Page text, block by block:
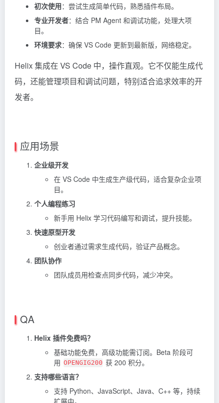
初次使用：尝试生成简单代码，熟悉插件布局。
专业开发者：结合 PM Agent 和调试功能，处理大项
目。
环境要求：确保 VS Code 更新到最新版，网络稳定。
Helix 集成在 VS Code 中，操作直观。它不仅能生成代
码，还能管理项目和调试问题，特别适合追求效率的开
发者。
应用场景
企业级开发
在 VS Code 中生成生产级代码，适合复杂企业项
目。
个人编程练习
新手用 Helix 学习代码编写和调试，提升技能。
快速原型开发
创业者通过需求生成代码，验证产品概念。
团队协作
团队成员用检查点同步代码，减少冲突。
QA
Helix 插件免费吗？
基础功能免费，高级功能需订阅。Beta 阶段可
用 OPENGIG200 获 200 积分。
支持哪些语言？
支持 Python、JavaScript、Java、C++ 等，持续
扩展中。